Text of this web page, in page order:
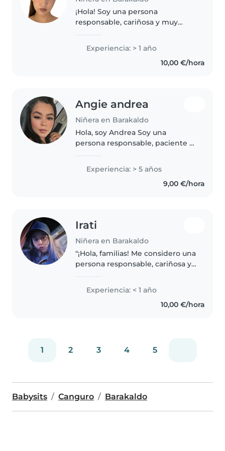
¡Hola! Soy una persona
responsable, cariñosa y muy
tiempo con los niños, jugar con
ellos, ayudarles a aprender y
hacer que se sientan cómodos y
Experiencia: > 1 año
10,00 €/hora
Angie andrea
Niñera en Barakaldo
Hola, soy Andrea Soy una
persona responsable, paciente y
encanta crear un ambiente
seguro donde puedan jugar,
aprender y divertirse. Tengo
Experiencia: > 5 años
9,00 €/hora
Irati
Niñera en Barakaldo
"¡Hola, familias! Me considero una
persona responsable, cariñosa y
cuidado infantil. Mi prioridad es
ofrecer a vuestros hijos un
entorno seguro, estructurado..
Experiencia: < 1 año
10,00 €/hora
1 2 3 4 5
Babysits Canguro Barakaldo